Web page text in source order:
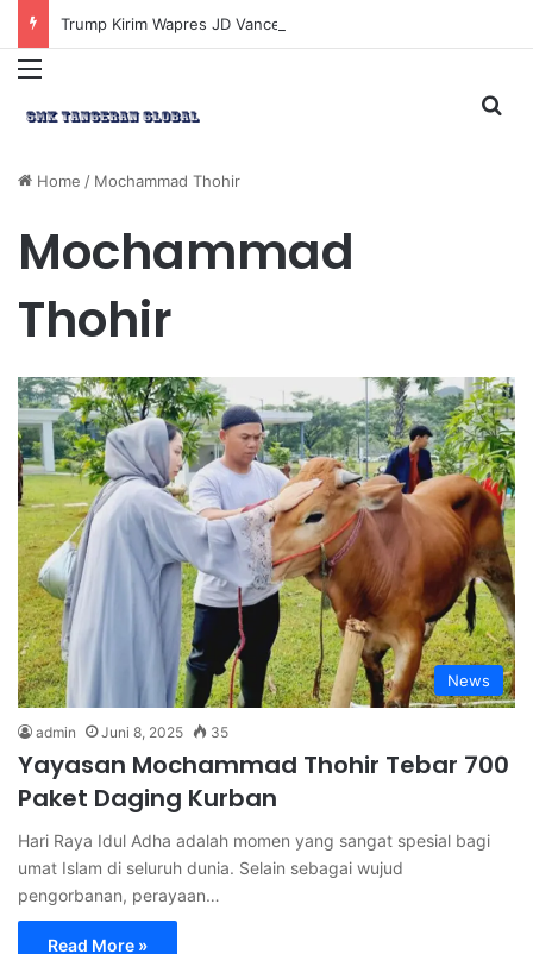
Menu
Home / Mochammad Thohir
Mochammad
Thohir
News
admin Juni 8, 2025 35
Yayasan Mochammad Thohir Tebar 700
Paket Daging Kurban
Hari Raya Idul Adha adalah momen yang sangat spesial bagi
umat Islam di seluruh dunia. Selain sebagai wujud
pengorbanan, perayaan…
Read More »